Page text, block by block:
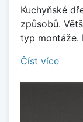
Kuchyňské
způsobů.
typ montáže.
Číst více